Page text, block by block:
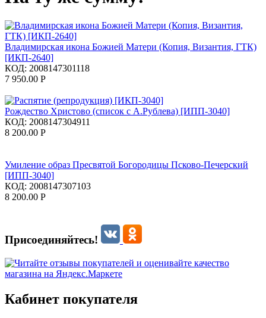
Владимирская икона Божией Матери (Копия, Византия, ГТК)
[ИКП-2640]
КОД: 2008147301118
7 950.00 Р
Рождество Христово (список с А.Рублева) [ИПП-3040]
КОД: 2008147304911
8 200.00 Р
Умиление образ Пресвятой Богородицы Псково-Печерский
[ИПП-3040]
КОД: 2008147307103
8 200.00 Р
Присоединяйтесь!
Кабинет покупателя